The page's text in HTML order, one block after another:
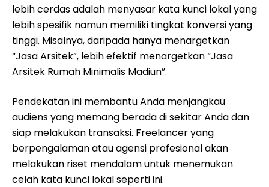
lebih cerdas adalah menyasar kata kunci lokal yang
lebih spesifik namun memiliki tingkat konversi yang
tinggi. Misalnya, daripada hanya menargetkan
“Jasa Arsitek”, lebih efektif menargetkan “Jasa
Arsitek Rumah Minimalis Madiun”.
Pendekatan ini membantu Anda menjangkau
audiens yang memang berada di sekitar Anda dan
siap melakukan transaksi. Freelancer yang
berpengalaman atau agensi profesional akan
melakukan riset mendalam untuk menemukan
celah kata kunci lokal seperti ini.